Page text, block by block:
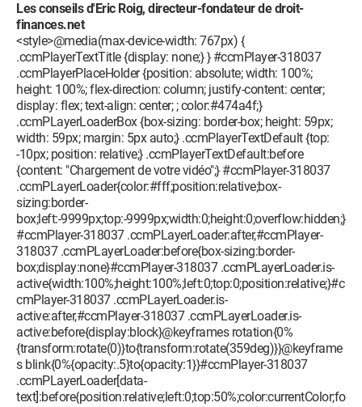
Les conseils d'Eric Roig, directeur-fondateur de droit-
finances.net
<style>@media(max-device-width: 767px) {
.ccmPlayerTextTitle {display: none;} } #ccmPlayer-318037
.ccmPlayerPlaceHolder {position: absolute; width: 100%;
height: 100%; flex-direction: column; justify-content: center;
display: flex; text-align: center; ; color:#474a4f;}
.ccmPLayerLoaderBox {box-sizing: border-box; height: 59px;
width: 59px; margin: 5px auto;} .ccmPlayerTextDefault {top:
-10px; position: relative;} .ccmPlayerTextDefault:before
{content: "Chargement de votre vidéo";} #ccmPlayer-318037
.ccmPLayerLoader{color:#fff;position:relative;box-
sizing:border-
box;left:-9999px;top:-9999px;width:0;height:0;overflow:hidden;}
#ccmPlayer-318037 .ccmPLayerLoader:after,#ccmPlayer-
318037 .ccmPLayerLoader:before{box-sizing:border-
box;display:none}#ccmPlayer-318037 .ccmPLayerLoader.is-
active{width:100%;height:100%;left:0;top:0;position:relative;}#c
cmPlayer-318037 .ccmPLayerLoader.is-
active:after,#ccmPlayer-318037 .ccmPLayerLoader.is-
active:before{display:block}@keyframes rotation{0%
{transform:rotate(0)}to{transform:rotate(359deg)}}@keyframe
s blink{0%{opacity:.5}to{opacity:1}}#ccmPlayer-318037
.ccmPLayerLoader[data-
text]:before{position:relative;left:0;top:50%;color:currentColor;fo